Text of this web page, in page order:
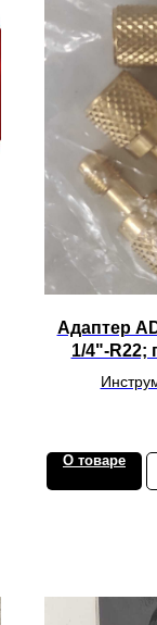
Адаптер
1/4"-R22;
О товаре